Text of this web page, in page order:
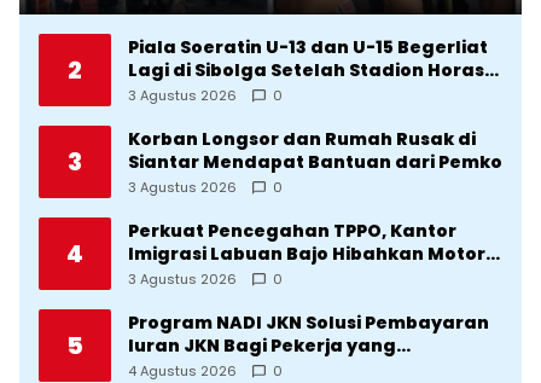
agar Terkenal
2
Piala Soeratin U-13 dan U-15 Begerliat
Lagi di Sibolga Setelah Stadion Horas
Direvitalisasi Wali Kota
3 Agustus 2026 0
3
Korban Longsor dan Rumah Rusak di
Siantar Mendapat Bantuan dari Pemko
3 Agustus 2026 0
4
Perkuat Pencegahan TPPO, Kantor
Imigrasi Labuan Bajo Hibahkan Motor
Operasional ke Lima Desa di
3 Agustus 2026 0
5
Program NADI JKN Solusi Pembayaran
Iuran JKN Bagi Pekerja yang
Penghasilannya Tidak Tetap
4 Agustus 2026 0